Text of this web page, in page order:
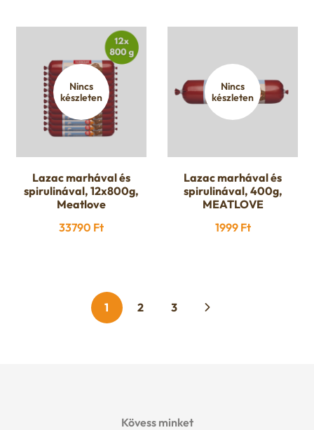
was:
2190 Ft.
is:
1999 Ft.
Nincs
készleten
Lazac marhával és
spirulinával, 12x800g,
Meatlove
33790 Ft
Nincs
készleten
Lazac marhával és
spirulinával, 400g,
MEATLOVE
1999 Ft
1 2 3
Kövess minket